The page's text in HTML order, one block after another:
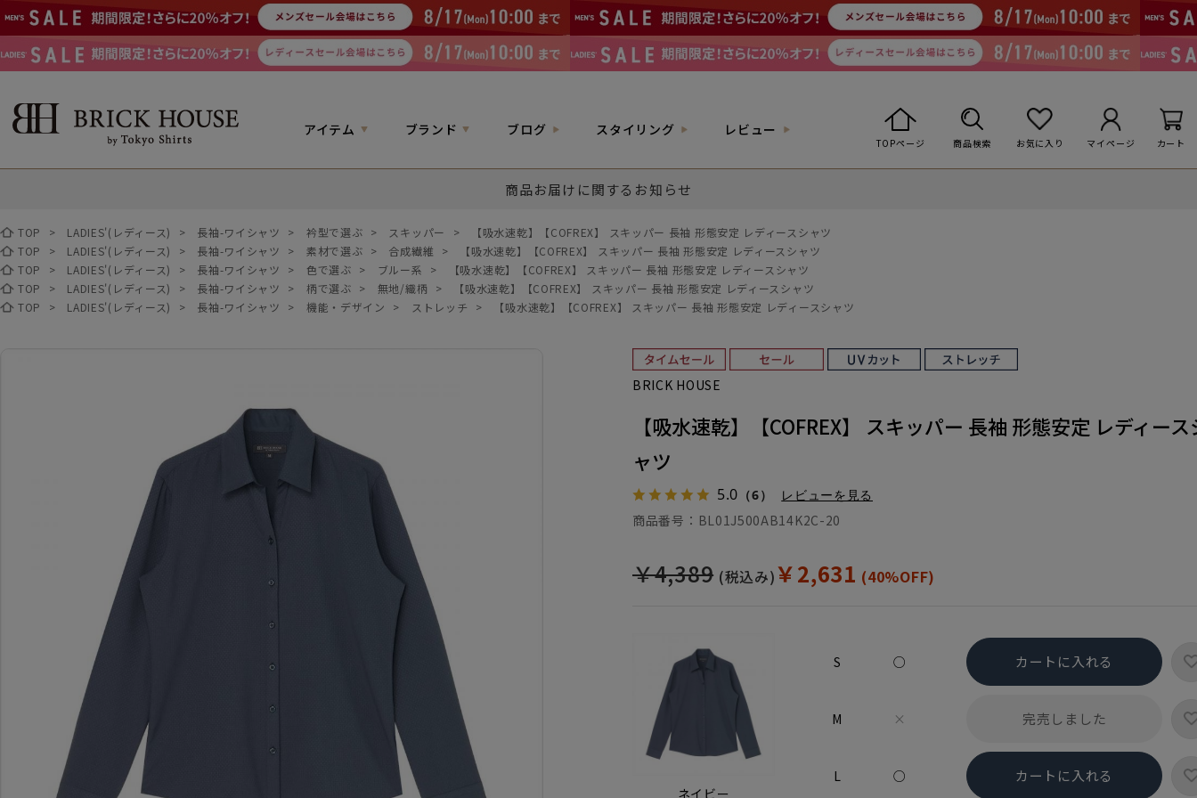
アイテム ブランド ブログ スタイリング レビュー
TOPページ 商品検索 お気に入り マイページ カート
商品お届けに関するお知らせ
TOP > LADIES'(レディース) > 長袖-ワイシャツ > 衿型で選ぶ > スキッパー >
【吸水速乾】【COFREX】 スキッパー 長袖 形態安定 レディースシャツ
TOP
> LADIES'(レディース) > 長袖-ワイシャツ > 素材で選ぶ > 合成繊維 >
【吸水速乾】【COFREX】 スキッパー 長袖 形態安定 レディースシャツ
TOP
> LADIES'(レディース) > 長袖-ワイシャツ > 色で選ぶ > ブルー系 >
【吸水速乾】【COFREX】 スキッパー 長袖 形態安定 レディースシャツ
TOP
> LADIES'(レディース) > 長袖-ワイシャツ > 柄で選ぶ > 無地/織柄 >
【吸水速乾】【COFREX】 スキッパー 長袖 形態安定 レディースシャツ
TOP
> LADIES'(レディース) > 長袖-ワイシャツ > 機能・デザイン > ストレッチ > 【吸水速乾】【COFREX】 スキッパー 長袖 形態安定 レディースシャツ
BRICK HOUSE
【吸水速乾】【COFREX】 スキッパー 長袖 形態安定 レディース
ャツ
5.0 （6） レビューを見る
￥4,389 (税込み)￥2,631 (40%OFF)
商品番号： BL01J500AB14K2C-20
ネイビー
S ○ カートに入れる
M × 完売しました
L ○ カートに入れる